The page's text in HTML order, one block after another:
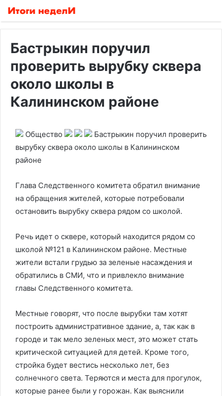
Бастрыкин поручил
проверить вырубку сквера
около школы в
Калининском районе
Общество
Бастрыкин поручил проверить
вырубку сквера около школы в Калининском
районе
Глава Следственного комитета обратил внимание
на обращения жителей, которые потребовали
остановить вырубку сквера рядом со школой.
Речь идет о сквере, который находится рядом со
школой №121 в Калининском районе. Местные
жители встали грудью за зеленые насаждения и
обратились в СМИ, что и привлекло внимание
главы Следственного комитета.
Местные говорят, что после вырубки там хотят
построить административное здание, а, так как в
городе и так мело зеленых мест, это может стать
критической ситуацией для детей. Кроме того,
стройка будет вестись несколько лет, без
солнечного света. Теряются и места для прогулок,
которые ранее были у горожан. Как выяснили